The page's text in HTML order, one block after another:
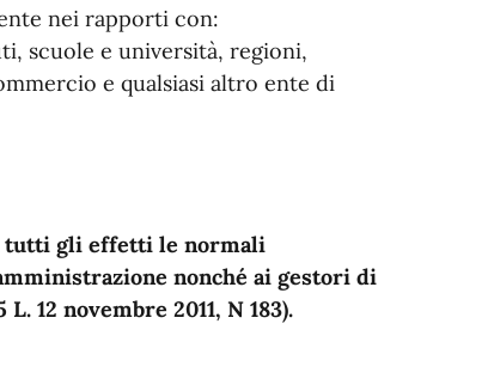
nei rapporti con:
scuole e università, regioni,
e qualsiasi altro ente di
tutti gli effetti le normali
nonché ai gestori di
12 novembre 2011, N 183).